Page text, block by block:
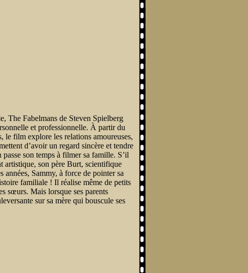
The Fabelmans de Steven Spielberg
et professionnelle. À partir du
le film explore les relations amoureuses,
d’avoir un regard sincère et tendre
son temps à filmer sa famille. S’il
artistique, son père Burt, scientifique
années, Sammy, à force de pointer sa
familiale ! Il réalise même de petits
sœurs. Mais lorsque ses parents
sur sa mère qui bouscule ses